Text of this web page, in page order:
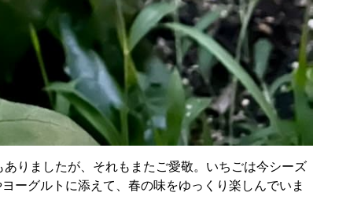
りましたが、それもまたご愛敬。いちごは今シーズ
ーグルトに添えて、春の味をゆっくり楽しんでいま